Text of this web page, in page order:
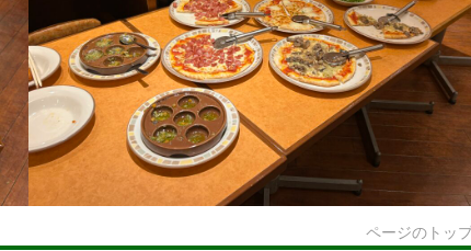
ページのトッ